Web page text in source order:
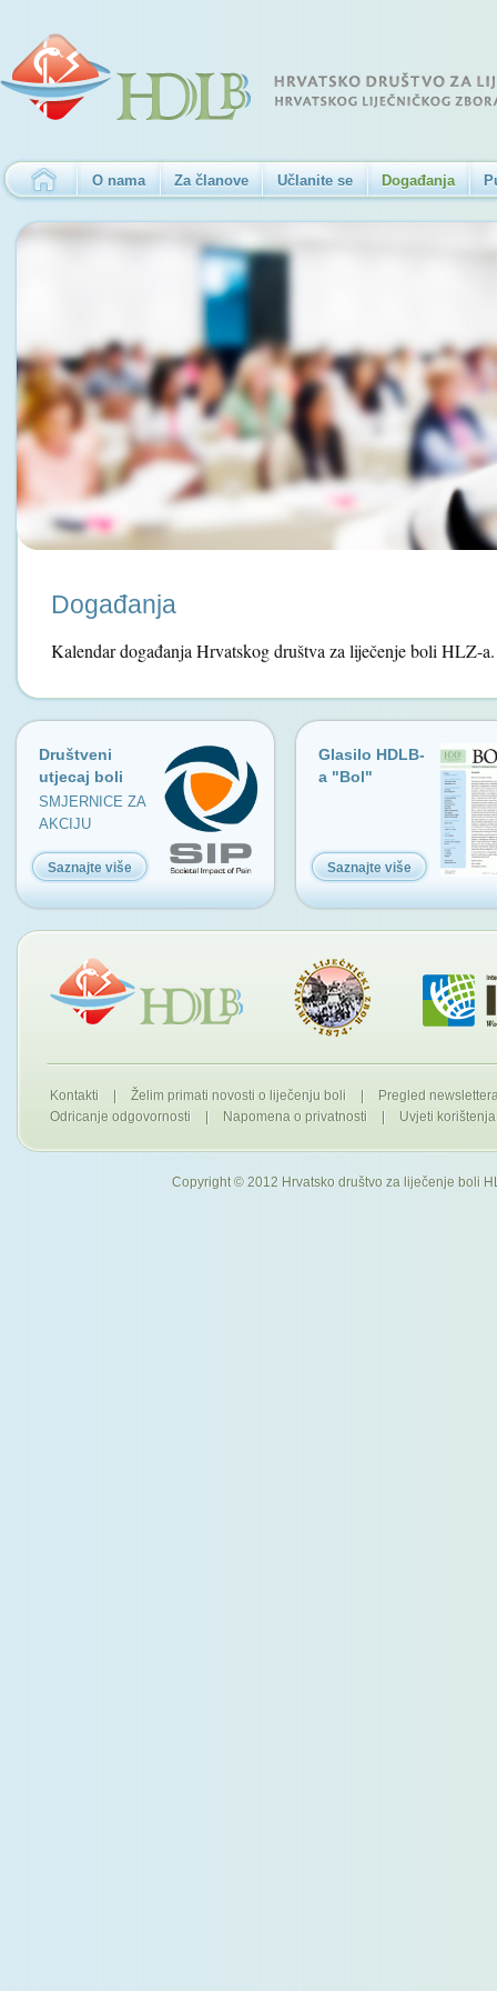
O nama Za članove Učlanite se Događanja
Događanja
Kalendar događanja Hrvatskog društva za liječenje boli HLZ-a.
Društveni
utjecaj boli
SMJERNICE ZA
AKCIJU
Saznajte više
Glasilo HDLB-
a "Bol"
Saznajte više
Kontakti Želim primati novosti o liječenju boli
Pregled
Odricanje odgovornosti
Napomena o privatnosti Uvjeti korištenja
Copyright © 2012 Hrvatsko društvo za liječenje boli